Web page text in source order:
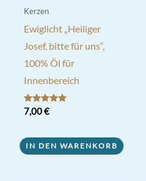
Kerzen
Ewiglicht „Heiliger
Josef, bitte für uns“,
100% Öl für
Innenbereich
Bewertet mit
5.00
7,00€
IN DEN WARENKORB